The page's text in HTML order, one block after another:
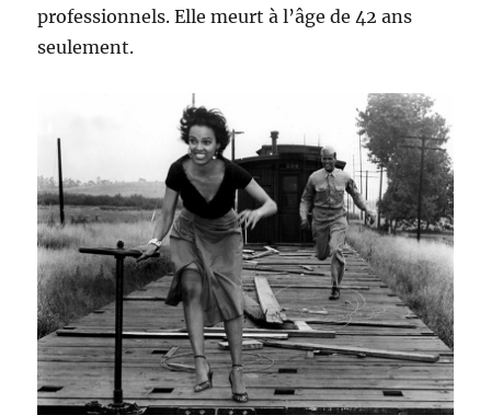
professionnels. Elle meurt à l’âge de 42 ans
seulement.